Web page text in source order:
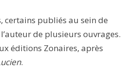
certains publiés au sein de
de plusieurs ouvrages.
éditions Zonaires, après
.